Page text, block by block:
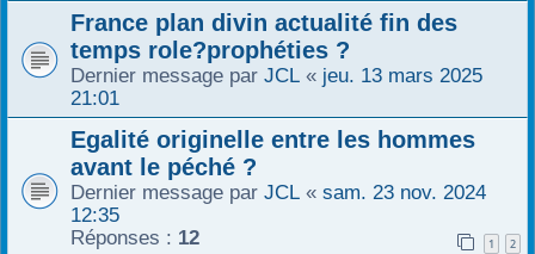
France plan divin actualité fin des
temps role?prophéties ?
Dernier message par JCL « jeu. 13 mars 2025
21:01
Egalité originelle entre les hommes
avant le péché ?
Dernier message par JCL « sam. 23 nov. 2024
12:35
Réponses : 12 1 2